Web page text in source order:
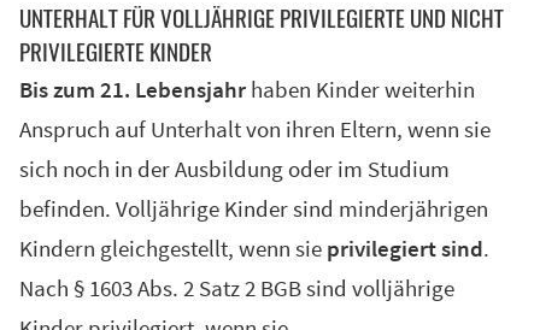
UNTERHALT FÜR VOLLJÄHRIGE PRIVILEGIERTE UND NICHT
PRIVILEGIERTE KINDER
Bis zum 21. Lebensjahr haben Kinder weiterhin
Anspruch auf Unterhalt von ihren Eltern, wenn sie
sich noch in der Ausbildung oder im Studium
befinden. Volljährige Kinder sind minderjährigen
Kindern gleichgestellt, wenn sie privilegiert sind.
Nach § 1603 Abs. 2 Satz 2 BGB sind volljährige